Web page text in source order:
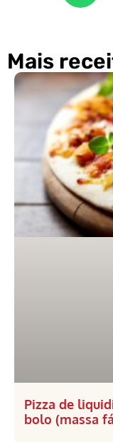
Mais
Pizza de
bolo (massa